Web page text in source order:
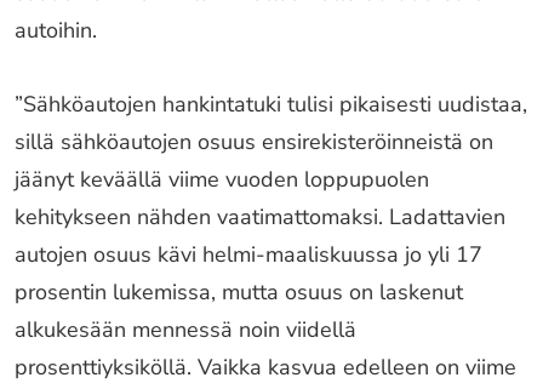
autoihin.
”Sähköautojen hankintatuki tulisi pikaisesti uudistaa,
sillä sähköautojen osuus ensirekisteröinneistä on
jäänyt keväällä viime vuoden loppupuolen
kehitykseen nähden vaatimattomaksi. Ladattavien
autojen osuus kävi helmi-maaliskuussa jo yli 17
prosentin lukemissa, mutta osuus on laskenut
alkukesään mennessä noin viidellä
prosenttiyksiköllä. Vaikka kasvua edelleen on viime